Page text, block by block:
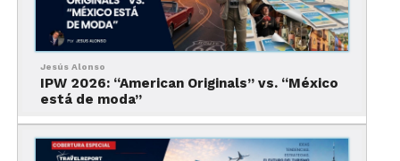
ACTO II. EL TURISMO COMO
RELIGIÓN, NO COMO
INDUSTRIA
Jesús Alonso
IPW 2026: “American Originals” vs. “México
está de moda”